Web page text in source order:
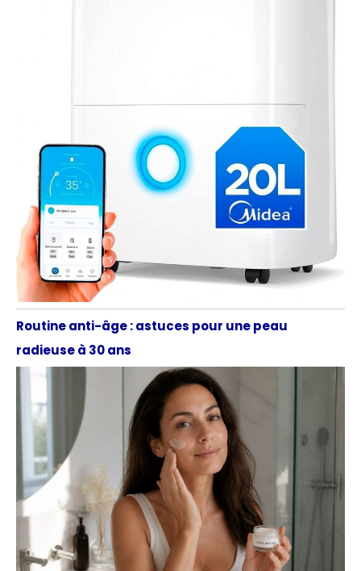
Routine anti-âge : astuces pour une peau
radieuse à 30 ans